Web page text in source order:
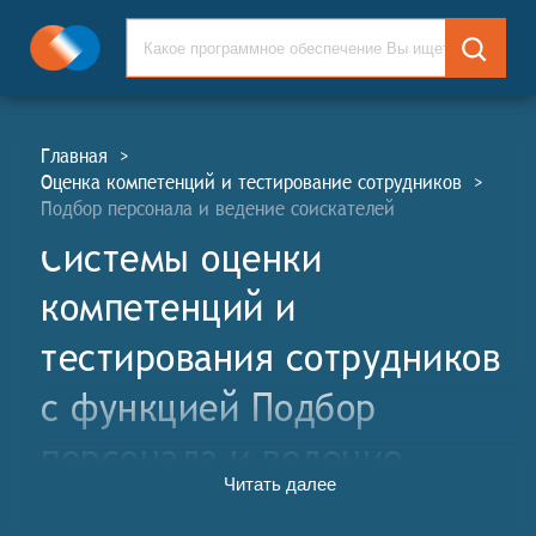
Главная >
Оценка компетенций и тестирование сотрудников >
Подбор персонала и ведение соискателей
Системы оценки
компетенций и
тестирования сотрудников
c функцией Подбор
Читать далее